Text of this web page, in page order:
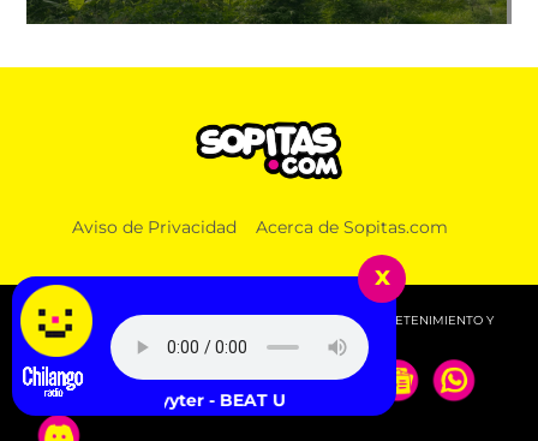
Aviso de Privacidad Acerca de Sopitas.com
© 2026 SOPITAS.COM - MÚSICA, NOTICIAS, DEPORTES, ENTRETENIMIENTO Y
MÁS!.
x
Slayyyter - BEAT UP CHANEL$